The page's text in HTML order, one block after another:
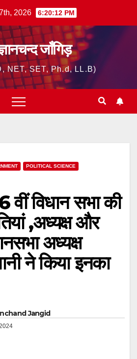
2026 6:20:14 PM
जाँगिड़
NET, SET, Ph.d, LL.B)
POLITICAL SCIENCE
वीं विधान सभा की
,अध्यक्ष और
अध्यक्ष
ने किया इनका
Jangid